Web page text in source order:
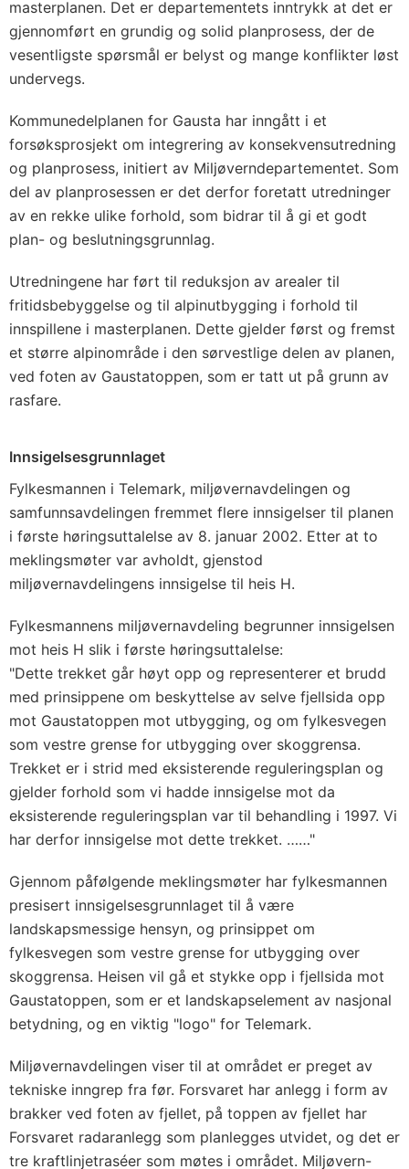
masterplanen. Det er departementets inntrykk at det er
gjennomført en grundig og solid planprosess, der de
vesentligste spørsmål er belyst og mange konflikter løst
undervegs.
Kommunedelplanen for Gausta har inngått i et
forsøksprosjekt om integrering av konsekvensutredning
og planprosess, initiert av Miljøverndepartementet. Som
del av planprosessen er det derfor foretatt utredninger
av en rekke ulike forhold, som bidrar til å gi et godt
plan- og beslutningsgrunnlag.
Utredningene har ført til reduksjon av arealer til
fritidsbebyggelse og til alpinutbygging i forhold til
innspillene i masterplanen. Dette gjelder først og fremst
et større alpinområde i den sørvestlige delen av planen,
ved foten av Gaustatoppen, som er tatt ut på grunn av
rasfare.
Innsigelsesgrunnlaget
Fylkesmannen i Telemark, miljøvernavdelingen og
samfunnsavdelingen fremmet flere innsigelser til planen
i første høringsuttalelse av 8. januar 2002. Etter at to
meklingsmøter var avholdt, gjenstod
miljøvernavdelingens innsigelse til heis H.
Fylkesmannens miljøvernavdeling begrunner innsigelsen
mot heis H slik i første høringsuttalelse:
"Dette trekket går høyt opp og representerer et brudd
med prinsippene om beskyttelse av selve fjellsida opp
mot Gaustatoppen mot utbygging, og om fylkesvegen
som vestre grense for utbygging over skoggrensa.
Trekket er i strid med eksisterende reguleringsplan og
gjelder forhold som vi hadde innsigelse mot da
eksisterende reguleringsplan var til behandling i 1997. Vi
har derfor innsigelse mot dette trekket. ……"
Gjennom påfølgende meklingsmøter har fylkesmannen
presisert innsigelsesgrunnlaget til å være
landskapsmessige hensyn, og prinsippet om
fylkesvegen som vestre grense for utbygging over
skoggrensa. Heisen vil gå et stykke opp i fjellsida mot
Gaustatoppen, som er et landskapselement av nasjonal
betydning, og en viktig "logo" for Telemark.
Miljøvernavdelingen viser til at området er preget av
tekniske inngrep fra før. Forsvaret har anlegg i form av
brakker ved foten av fjellet, på toppen av fjellet har
Forsvaret radaranlegg som planlegges utvidet, og det er
tre kraftlinjetraséer som møtes i området. Miljøvern-